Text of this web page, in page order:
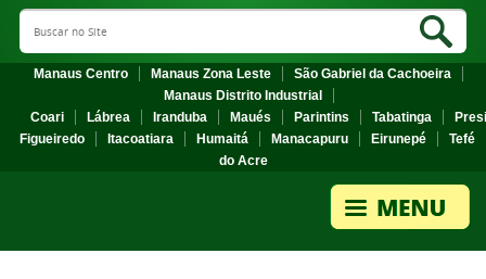
Search Site
Manaus Centro Manaus Zona Leste
São Gabriel da Cachoeira
Manaus Distrito Industrial
Coari
Lábrea Iranduba Maués Parintins Tabatinga
Figueiredo
Itacoatiara Humaitá Manacapuru Eirunepé
Tefé
do Acre